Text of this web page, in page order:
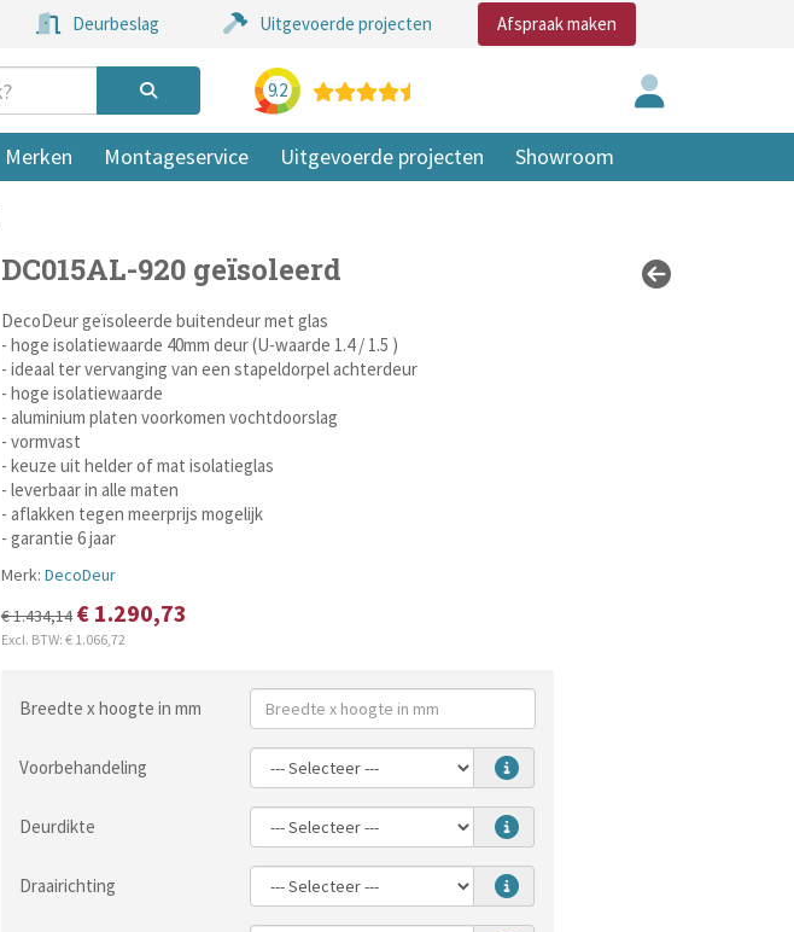
Deurbeslag Uitgevoerde projecten Afspraak maken
9.2
Merken Montageservice Uitgevoerde projecten Showroom
DC015AL-920 geïsoleerd
DecoDeur geïsoleerde buitendeur met glas
- hoge isolatiewaarde 40mm deur (U-waarde 1.4 / 1.5 )
- ideaal ter vervanging van een stapeldorpel achterdeur
- hoge isolatiewaarde
- aluminium platen voorkomen vochtdoorslag
- vormvast
- keuze uit helder of mat isolatieglas
- leverbaar in alle maten
- aflakken tegen meerprijs mogelijk
- garantie 6 jaar
Merk: DecoDeur
€ 1.434,14 € 1.290,73
Excl. BTW: € 1.066,72
Breedte x hoogte in mm
Voorbehandeling
Deurdikte
Draairichting